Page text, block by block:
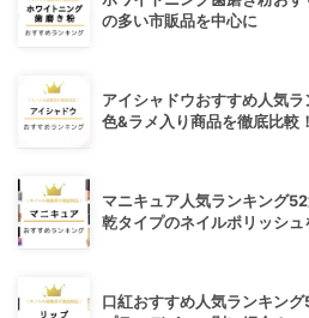
の多い市販品を中心に
アイシャドウおすすめ人気
色&ラメ入り商品を徹底比較！
マニキュア人気ランキング
乾タイプのネイルポリッシュ
口紅おすすめ人気ランキン